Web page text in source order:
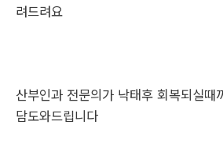
려드려요
산부인과 전문의가 낙태후 회복되실때
담도와드립니다